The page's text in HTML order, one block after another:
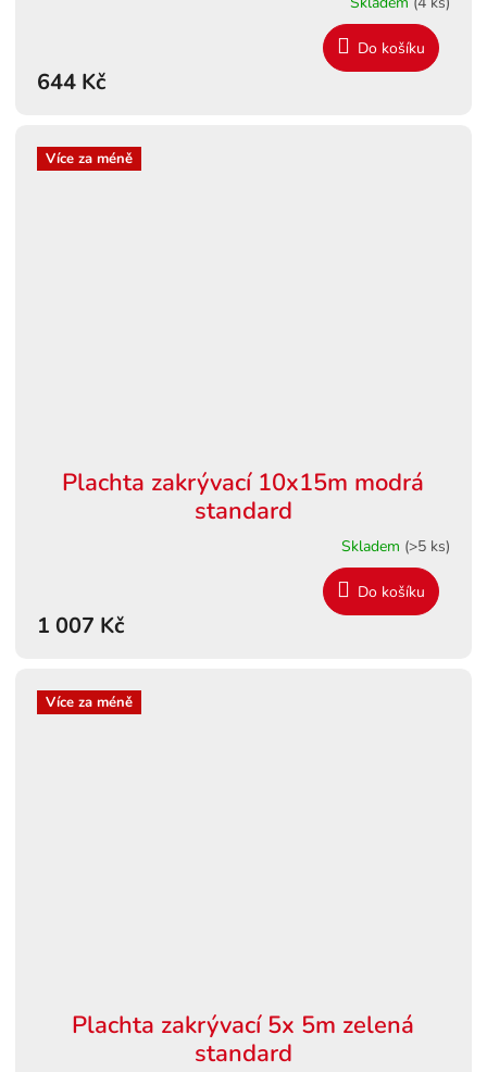
644 Kč
Do košíku
Více za méně
Plachta zakrývací 10x15m modrá
standard
Skladem (>5 ks)
1 007 Kč
Do košíku
Více za méně
Plachta zakrývací 5x 5m zelená
standard